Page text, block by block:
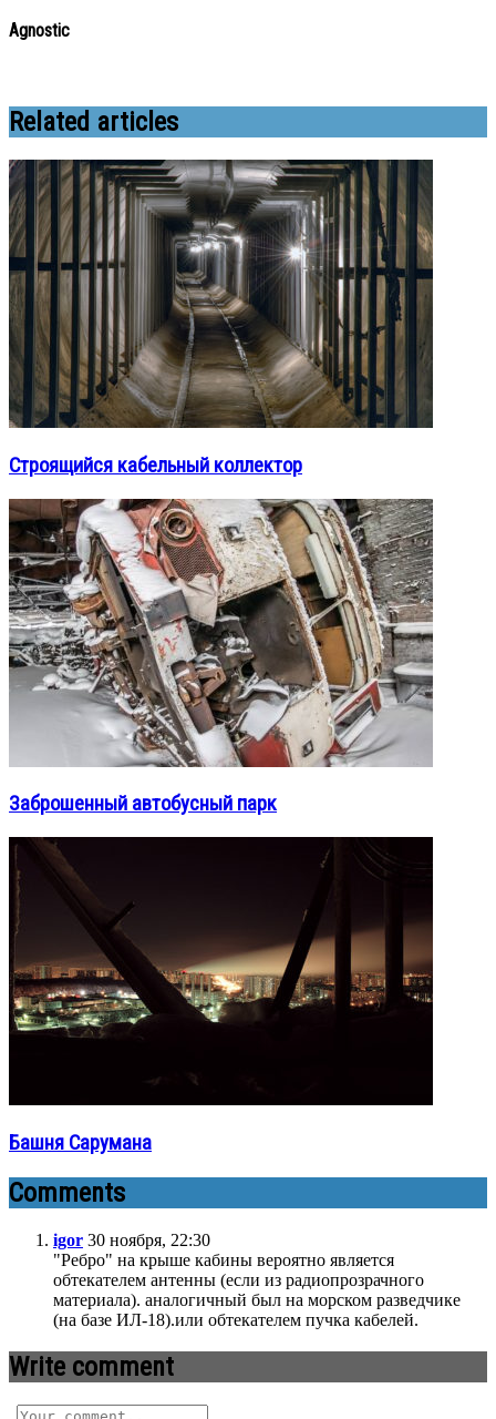
Agnostic
Related articles
Строящийся кабельный коллектор
Заброшенный автобусный парк
Башня Cарумана
Comments
igor 30 ноября, 22:30
"Ребро" на крыше кабины вероятно является
обтекателем антенны (если из радиопрозрачного
материала). аналогичный был на морском разведчике
(на базе ИЛ-18).или обтекателем пучка кабелей.
Write comment